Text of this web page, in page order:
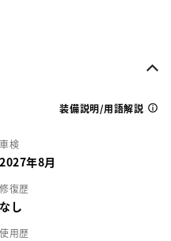
装備説明/用語解説
車検
2027年8月
修復歴
なし
使用歴